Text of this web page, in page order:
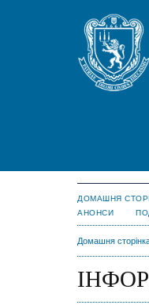
ДОМАШНЯ
АНОНСИ
Домашня